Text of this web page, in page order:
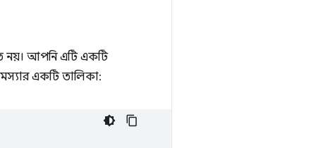
আপনি এটি একটি
একটি তালিকা: